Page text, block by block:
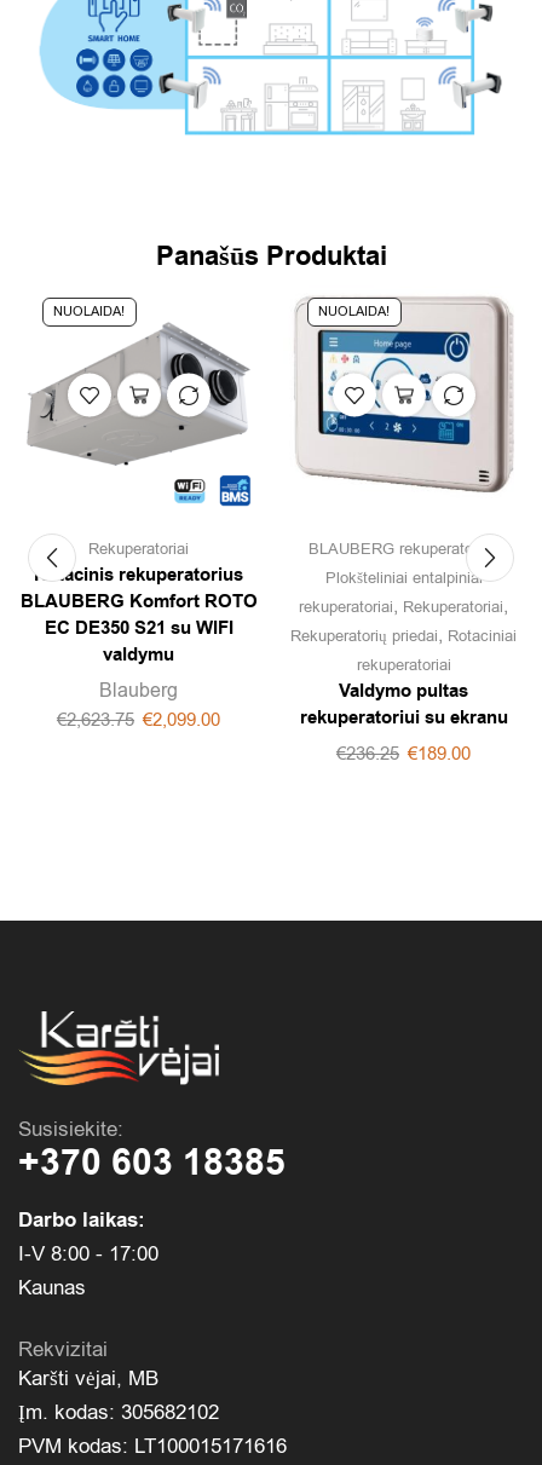
Panašūs Produktai
NUOLAIDA!
Rekuperatoriai
Rotacinis rekuperatorius
BLAUBERG Komfort ROTO
EC DE350 S21 su WIFI
valdymu
Blauberg
€2,623.75 €2,099.00
NUOLAIDA!
BLAUBERG rekuperatoriai
Plokšteliniai entalpiniai
rekuperatoriai, Rekuperatoriai,
Rekuperatorių priedai, Rotaciniai
rekuperatoriai
Valdymo pultas
rekuperatoriui su ekranu
€236.25 €189.00
Susisiekite:
+370 603 18385
Darbo laikas:
I-V 8:00 - 17:00
Kaunas
Rekvizitai
Karšti vėjai, MB
Įm. kodas: 305682102
PVM kodas: LT100015171616